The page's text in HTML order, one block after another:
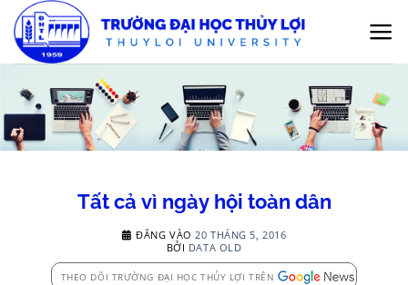
qua
nội
Tất cả vì ngày hội toàn dân
ĐĂNG VÀO20 THÁNG 5, 2016
BỞI DATA OLD
THEO DÕI TRƯỜNG ĐẠI HỌC THỦY LỢI TRÊN